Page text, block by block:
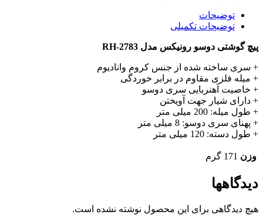
توضیحات
توضیحات تکمیلی
پیچ گوشتی دوسو رونیکس مدل RH-2783
+ سری ساخته شده از جنس کروم وانادیوم
+ میله فلزی مقاوم در برابر خوردگی
+ خاصیت آهنربایی سری دوسو
+ دارای شیار جهت آویختن
+ طول میله: 200 میلی متر
+ پهنای سری دوسو: 8 میلی متر
+ طول دسته: 120 میلی متر
وزن 171 گرم
دیدگاهها
هیچ دیدگاهی برای این محصول نوشته نشده است.